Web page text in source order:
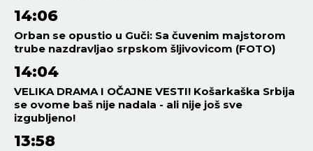
14:06
Orban se opustio u Guči: Sa čuvenim majstorom
trube nazdravljao srpskom šljivovicom (FOTO)
14:04
VELIKA DRAMA I OČAJNE VESTI! Košarkaška Srbija
se ovome baš nije nadala - ali nije još sve
izgubljeno!
13:58